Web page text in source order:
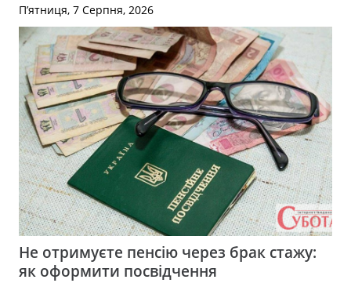
П’ятниця, 7 Серпня, 2026
Не отримуєте пенсію через брак стажу:
як оформити посвідчення